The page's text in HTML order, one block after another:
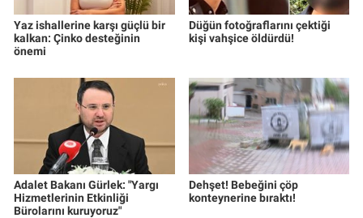
Yaz ishallerine karşı güçlü bir
kalkan: Çinko desteğinin
önemi
Düğün fotoğraflarını çektiği
kişi vahşice öldürdü!
Adalet Bakanı Gürlek: "Yargı
Hizmetlerinin Etkinliği
Bürolarını kuruyoruz"
Dehşet! Bebeğini çöp
konteynerine bıraktı!